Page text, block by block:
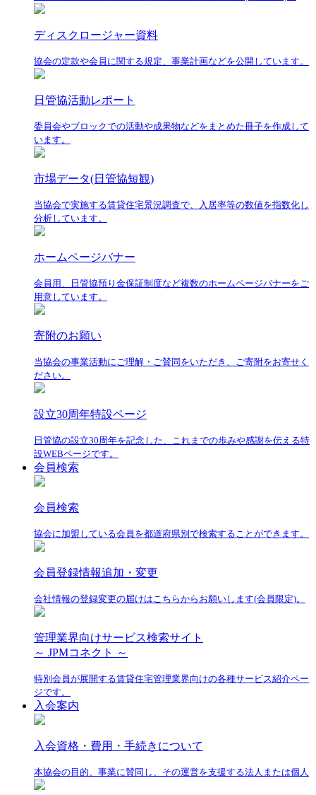
ディスクロージャー資料
協会の定款や会員に関する規定、事業計画などを公開しています。
日管協活動レポート
委員会やブロックでの活動や成果物などをまとめた冊子を作成して
います。
市場データ(日管協短観)
当協会で実施する賃貸住宅景況調査で、入居率等の数値を指数化し
分析しています。
ホームページバナー
会員用、日管協預り金保証制度など複数のホームページバナーをご
用意しています。
寄附のお願い
当協会の事業活動にご理解・ご賛同をいただき、ご寄附をお寄せく
ださい。
設立30周年特設ページ
日管協の設立30周年を記念した、これまでの歩みや感謝を伝える特
設WEBページです。
会員検索
会員検索
協会に加盟している会員を都道府県別で検索することができます。
会員登録情報追加・変更
会社情報の登録変更の届けはこちらからお願いします(会員限定)。
管理業界向けサービス検索サイト
～ JPMコネクト ～
特別会員が展開する賃貸住宅管理業界向けの各種サービス紹介ペー
ジです。
入会案内
入会資格・費用・手続きについて
本協会の目的、事業に賛同し、その運営を支援する法人または個人